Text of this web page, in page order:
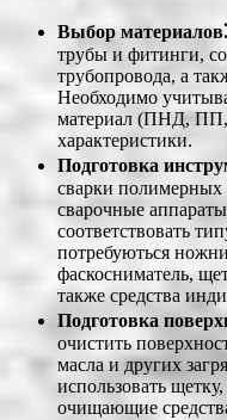
Выбор материалов⁚
трубы и фитинги,
трубопровода, а
Необходимо
материал (ПНД, ПП,
характеристики.
Подготовка
сварки полимерных
сварочные
соответствовать
потребуються
фаскосниматель,
также средства
Подготовка
очистить
масла и других
использовать
очищающие